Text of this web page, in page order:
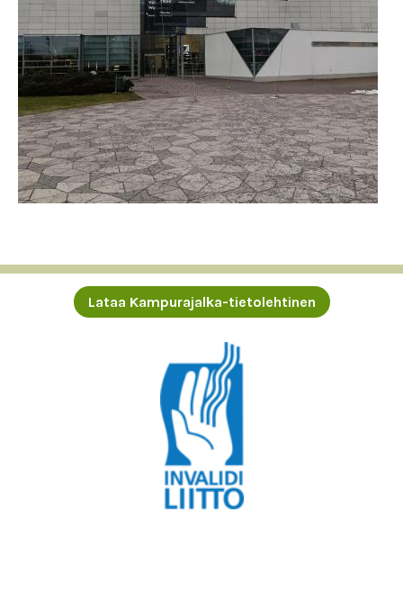
Lataa Kampurajalka-tietolehtinen